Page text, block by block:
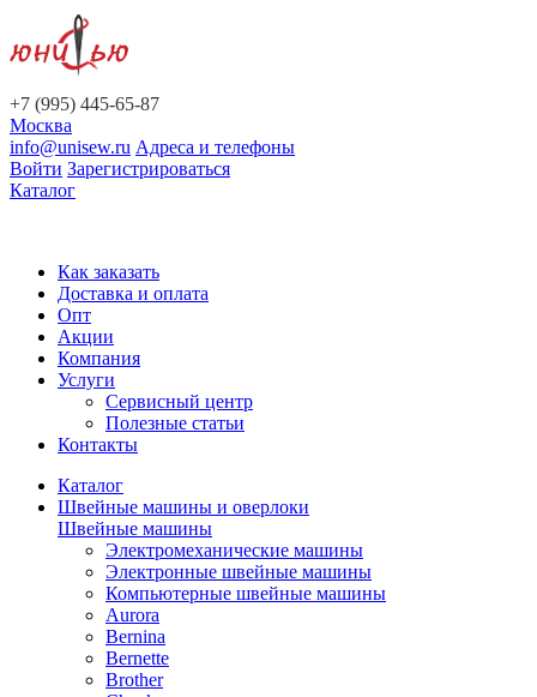
+7 (995) 445-65-87
Москва
info@unisew.ru Адреса и телефоны
Войти Зарегистрироваться
Каталог
Как заказать
Доставка и оплата
Опт
Акции
Компания
Услуги
Сервисный центр
Полезные статьи
Контакты
Каталог
Швейные машины и оверлоки
Швейные машины
Электромеханические машины
Электронные швейные машины
Компьютерные швейные машины
Aurora
Bernina
Bernette
Brother